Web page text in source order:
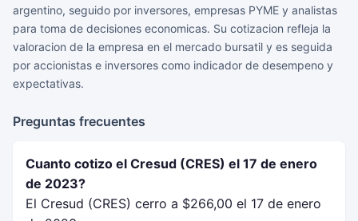
argentino, seguido por inversores, empresas PYME y analistas
para toma de decisiones economicas. Su cotizacion refleja la
valoracion de la empresa en el mercado bursatil y es seguida
por accionistas e inversores como indicador de desempeno y
expectativas.
Preguntas frecuentes
Cuanto cotizo el Cresud (CRES) el 17 de enero
de 2023?
El Cresud (CRES) cerro a $266,00 el 17 de enero